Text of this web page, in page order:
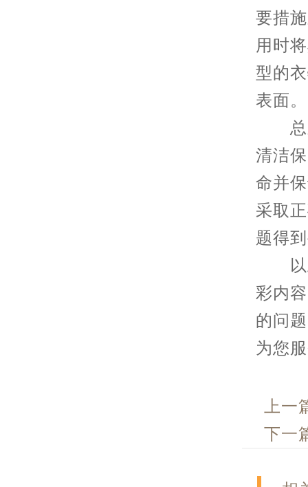
要措
用时
型的
表面。
总之
清洁
命并
采取
题得
以
彩内
的问
为您
上一
下一